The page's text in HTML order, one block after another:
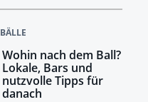
BÄLLE
Wohin nach dem Ball?
Lokale, Bars und
nutzvolle Tipps für
danach